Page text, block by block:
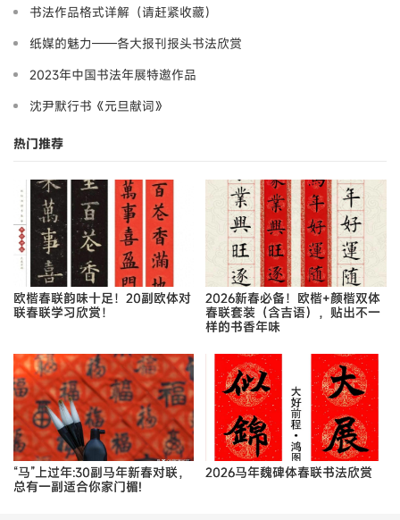
书法作品格式详解（请赶紧收藏）
纸媒的魅力——各大报刊报头书法欣赏
2023年中国书法年展特邀作品
沈尹默行书《元旦献词》
热门推荐
欧楷春联韵味十足！20副欧体对
联春联学习欣赏！
2026新春必备！欧楷+颜楷双体
春联套装（含吉语），贴出不一
样的书香年味
“马”上过年:30副马年新春对联，
总有一副适合你家门楣!
2026马年魏碑体春联书法欣赏